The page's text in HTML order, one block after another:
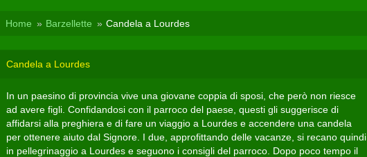
Home Barzellette Candela a Lourdes
Candela a Lourdes
In un paesino di provincia vive una giovane coppia di sposi, che però non riesce
ad avere figli. Confidandosi con il parroco del paese, questi gli suggerisce di
affidarsi alla preghiera e di fare un viaggio a Lourdes e accendere una candela
per ottenere aiuto dal Signore. I due, approfittando delle vacanze, si recano quindi
in pellegrinaggio a Lourdes e seguono i consigli del parroco. Dopo poco tempo il